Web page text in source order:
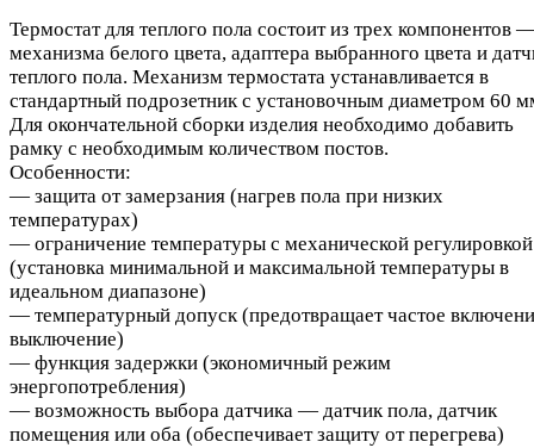
Термостат для теплого пола состоит из трех компонентов
механизма белого цвета, адаптера выбранного цвета и
теплого пола. Механизм термостата устанавливается в
стандартный подрозетник с установочным диаметром 60
Для окончательной сборки изделия необходимо добавить
рамку с необходимым количеством постов.
Особенности:
— защита от замерзания (нагрев пола при низких
температурах)
— ограничение температуры с механической регулировкой
(установка минимальной и максимальной температуры в
идеальном диапазоне)
— температурный допуск (предотвращает частое
выключение)
— функция задержки (экономичный режим
энергопотребления)
— возможность выбора датчика — датчик пола, датчик
помещения или оба (обеспечивает защиту от перегрева)